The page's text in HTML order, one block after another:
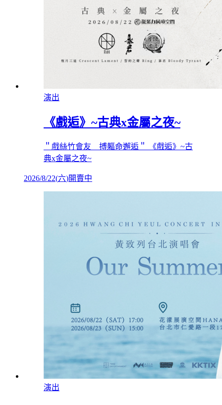
演出
《戲逅》~古典x金屬之夜~
＂戲絲竹會友 搏軀命邂逅＂ 《戲逅》~古
典x金屬之夜~
2026/8/22(六)開賣中
演出